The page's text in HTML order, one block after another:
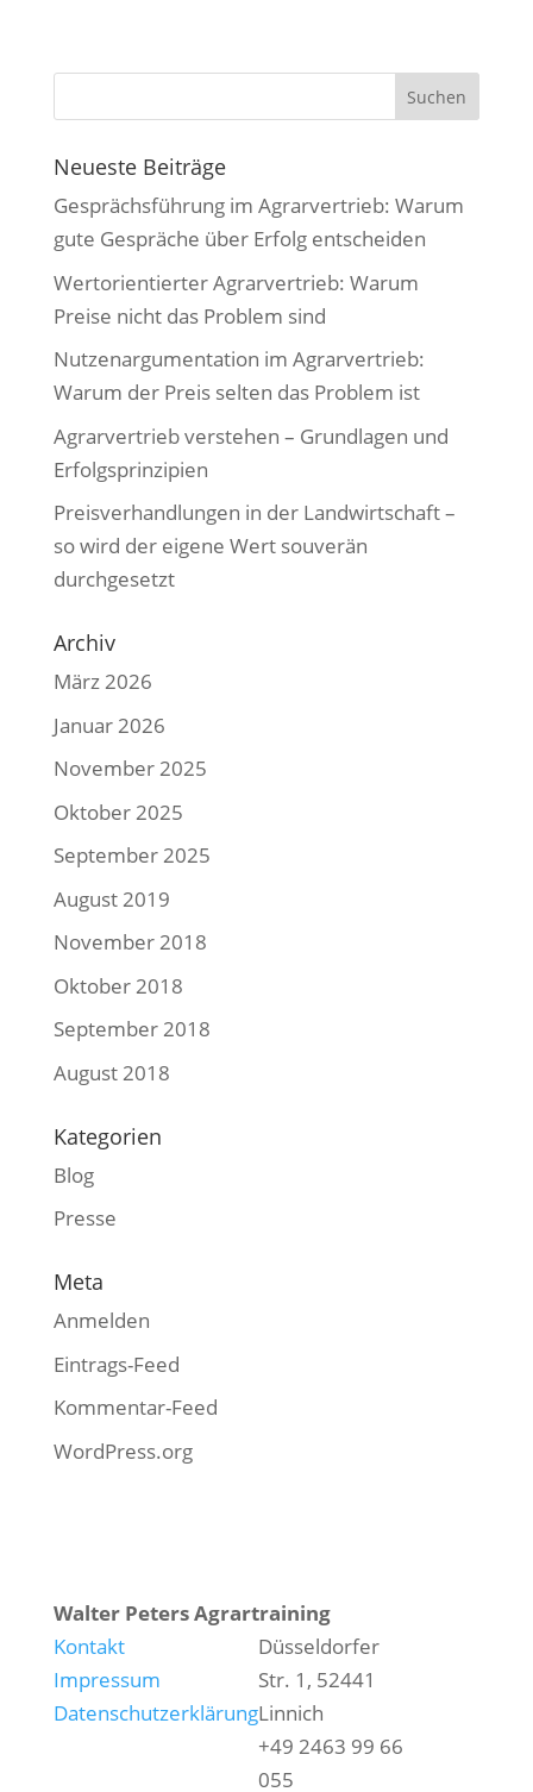
Neueste Beiträge
Gesprächsführung im Agrarvertrieb: Warum
gute Gespräche über Erfolg entscheiden
Wertorientierter Agrarvertrieb: Warum
Preise nicht das Problem sind
Nutzenargumentation im Agrarvertrieb:
Warum der Preis selten das Problem ist
Agrarvertrieb verstehen – Grundlagen und
Erfolgsprinzipien
Preisverhandlungen in der Landwirtschaft –
so wird der eigene Wert souverän
durchgesetzt
Archiv
März 2026
Januar 2026
November 2025
Oktober 2025
September 2025
August 2019
November 2018
Oktober 2018
September 2018
August 2018
Kategorien
Blog
Presse
Meta
Anmelden
Eintrags-Feed
Kommentar-Feed
WordPress.org
Walter Peters Agrartraining
Kontakt
Impressum
Datenschutzerklärung
Düsseldorfer
Str. 1, 52441
Linnich
+49 2463 99 66
055